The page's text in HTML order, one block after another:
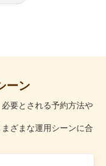
ーン
要とされる予約方法や
ざまな運用シーンに合